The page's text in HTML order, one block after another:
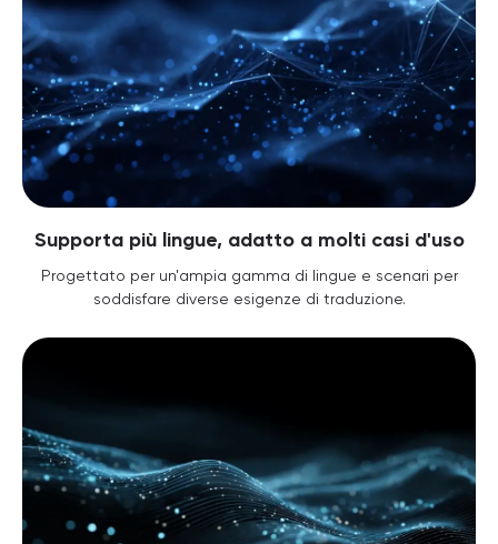
Supporta più lingue, adatto a molti casi d'uso
Progettato per un'ampia gamma di lingue e scenari per
soddisfare diverse esigenze di traduzione.